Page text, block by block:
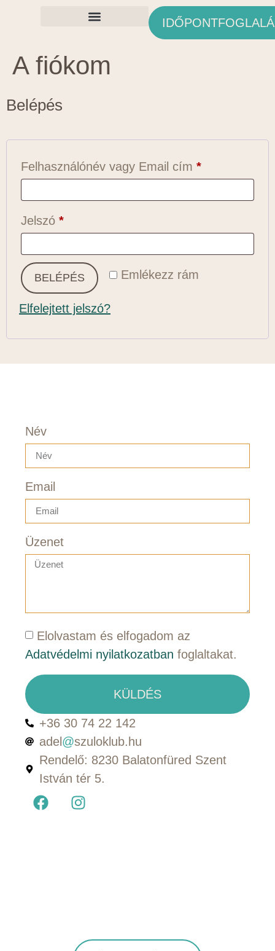
A fiókom
Belépés
Felhasználónév vagy Email cím *
Jelszó *
Emlékezz rám
BELÉPÉS
Elfelejtett jelszó?
Név
Email
Üzenet
Elolvastam és elfogadom az
Adatvédelmi nyilatkozatban foglaltakat.
KÜLDÉS
+36 30 74 22 142
adel @szuloklub.hu
Rendelő: 8230 Balatonfüred Szent
István tér 5.